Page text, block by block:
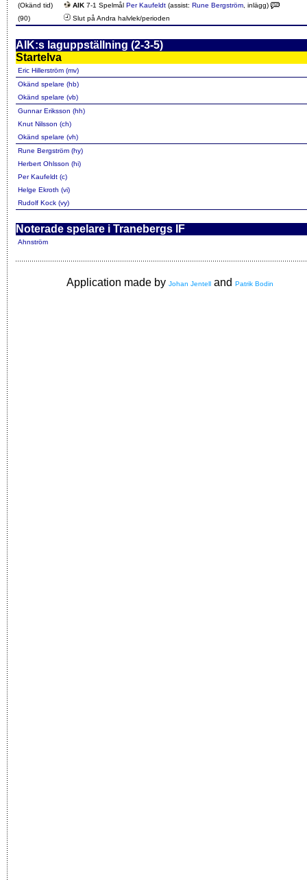
(Okänd tid)
AIK 7-1 Spelmål Per Kaufeldt (assist: Rune Bergström , inlägg)
(90)
Slut på Andra halvlek/perioden
AIK:s laguppställning (2-3-5)
Startelva
Eric Hillerström (mv)
Okänd spelare (hb)
Okänd spelare (vb)
Gunnar Eriksson (hh)
Knut Nilsson (ch)
Okänd spelare (vh)
Rune Bergström (hy)
Herbert Ohlsson (hi)
Per Kaufeldt (c)
Helge Ekroth (vi)
Rudolf Kock (vy)
Noterade spelare i Tranebergs IF
Ahnström
Application made by Johan Jentell and Patrik Bodin